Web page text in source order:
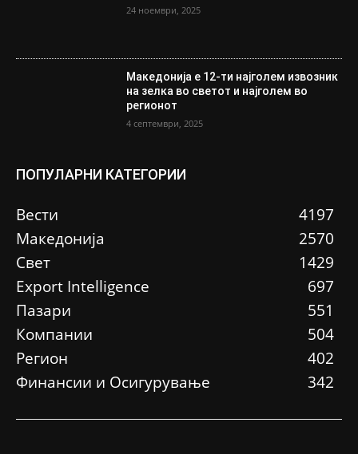
24 ноември, 2025
Македонија е 12-ти најголем извозник
на зелка во светот и најголем во
регионот
4 септември, 2025
ПОПУЛАРНИ КАТЕГОРИИ
Вести
4197
Македонија
2570
Свет
1429
Еxport Intelligence
697
Пазари
551
Компании
504
Регион
402
Финансии и Осигурување
342